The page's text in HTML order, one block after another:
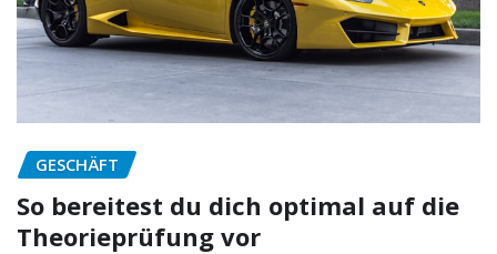
GESCHÄFT
So bereitest du dich optimal auf die
Theorieprüfung vor